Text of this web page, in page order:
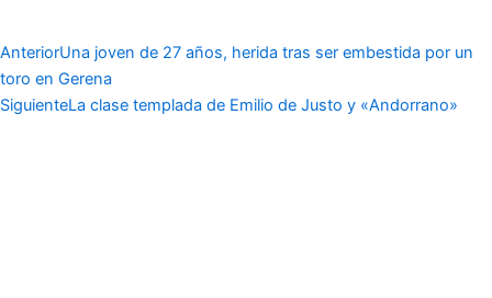
AnteriorUna joven de 27 años, herida tras ser embestida por un
toro en Gerena
SiguienteLa clase templada de Emilio de Justo y «Andorrano»